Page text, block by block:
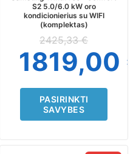
S2 5.0/6.0 kW oro
kondicionierius su WIFI
(komplektas)
2425,33€
1819,00
PASIRINKTI
SAVYBES
be
chosen
on
the
product
page